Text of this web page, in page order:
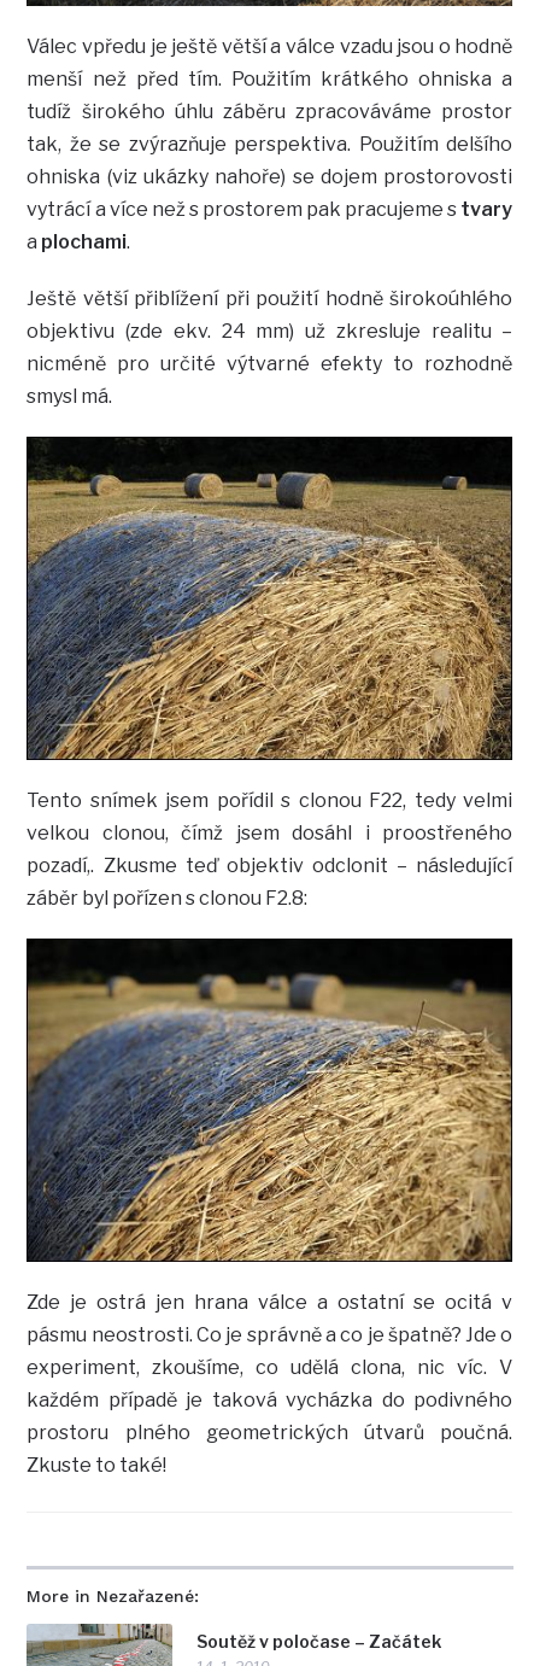
More in Nezařazené:
Soutěž v poločase – Začátek
Válec vpředu je ještě větší a válce vzadu jsou o hodně
menší než před tím. Použitím krátkého ohniska a
tudíž širokého úhlu záběru zpracováváme prostor
tak, že se zvýrazňuje perspektiva. Použitím delšího
ohniska (viz ukázky nahoře) se dojem prostorovosti
vytrácí a více než s prostorem pak pracujeme s tvary
a plochami.
Ještě větší přiblížení při použití hodně širokoúhlého
objektivu (zde ekv. 24 mm) už zkresluje realitu –
nicméně pro určité výtvarné efekty to rozhodně
smysl má.
Tento snímek jsem pořídil s clonou F22, tedy velmi
velkou clonou, čímž jsem dosáhl i proostřeného
pozadí,. Zkusme teď objektiv odclonit – následující
záběr byl pořízen s clonou F2.8:
Zde je ostrá jen hrana válce a ostatní se ocitá v
pásmu neostrosti. Co je správně a co je špatně? Jde o
experiment, zkoušíme, co udělá clona, nic víc. V
každém případě je taková vycházka do podivného
prostoru plného geometrických útvarů poučná.
Zkuste to také!